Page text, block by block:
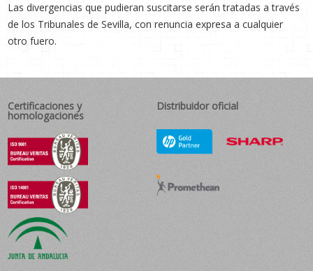
Las divergencias que pudieran suscitarse serán tratadas a través
de los Tribunales de Sevilla, con renuncia expresa a cualquier
otro fuero.
Certificaciones y
homologaciones
Distribuidor oficial